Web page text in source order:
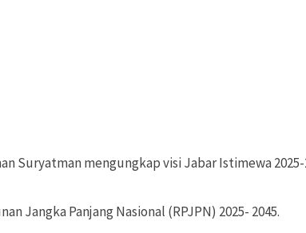
Suryatman mengungkap visi Jabar Istimewa
Jangka Panjang Nasional (RPJPN) 2025- 2045.